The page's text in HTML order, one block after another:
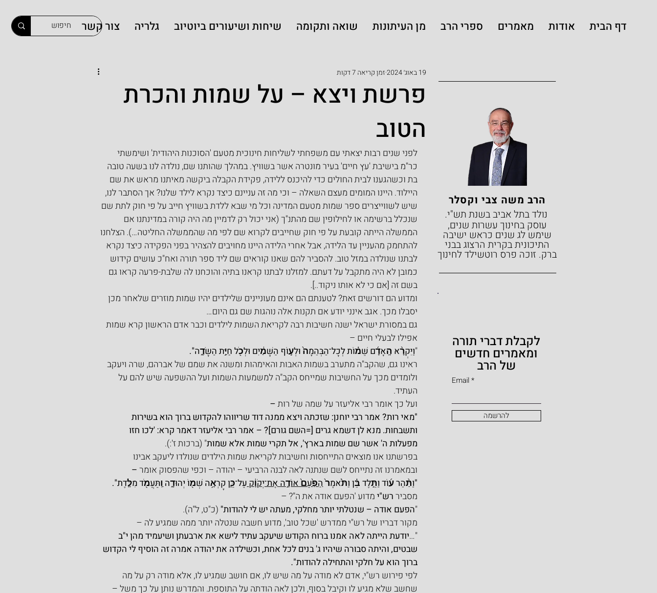
דף הבית אודות מאמרים ספרי הרב מן העיתונות שואה ותקומה שיחות ושיעורים ביוטיוב גלריה צור קשר
פרשת ויצא – על שמות והכרת
הטוב
19 באוג׳ 2024 זמן קריאה 7 דקות
לפני שנים רבות יצאתי עם משפחתי לשליחות חינוכית מטעם 'הסוכנות היהודית' ושימשתי
כר"מ בישיבת 'עץ חיים' בעיר מונטרה אשר בשוויץ. במהלך שהותנו שם, נולדה לנו בשעה טובה
בת וכשהגענו לבית החולים כדי להיכנס ללידה, פקידת הקבלה ביקשה מאיתנו מראש את שם
היילוד. היינו המומים מעצם השאלה – וכי מה זה עניינם כיצד נקרא לילד שלנו? אך הסתבר לנו,
שיש לשווייצרים ספר שמות מטעם המדינה וכל מי שבא ללדת בשוויץ חייב על פי חוק לתת שם
שנכלל ברשימה או לחילופין שם מהתנ"ך (אני יכול רק לדמיין מה היה קורה במדינתנו אם
הממשלה הייתה קובעת על פי חוק שחייבים לקרוא שם לפי מה שהממשלה החליטה…). הצלחנו
להתחמק מהעניין עד הלידה, אבל אחרי הלידה היינו מחויבים להצהיר בפני הפקידה כיצד נקרא
לבתנו שנולדה במזל טוב. להסביר להם שאנו קוראים שם ליד ספר תורה ואח"כ עושים קידוש
כמובן לא היה מתקבל על דעתם. למזלנו לבתנו קראנו בתיה והוכחנו לה שלבת-פרעה קראו גם
בשם זה [אם כי לא אותו ניקוד..].
ומדוע הם דורשים זאת? לטענתם הם אינם מעוניינים שלילדים יהיו שמות מוזרים שלאחר מכן
יסבלו מכך. אגב אינני יודע אם תקנות אלה נוהגות שם גם היום…
גם במסורת ישראל ישנה חשיבות רבה לקריאת השמות לילדים וכבר אדם הראשון קרא שמות
אפילו לבעלי חיים –
"וַיִּקְרָ֨א הָֽאָדָ֜ם שֵׁמ֗וֹת לְכָל־הַבְּהֵמָה֙ וּלְע֣וֹף הַשָּׁמַ֔יִם וּלְכֹ֖ל חַיַּ֣ת הַשָּׂדֶ֑ה".
ראינו גם, שהקב"ה מתערב בשמות האבות והאימהות ומשנה את שמם של אברהם, שרה ויעקב
ולומדים מכך על החשיבות שמייחס הקב"ה למשמעות השמות ועל ההשפעה שיש להם על
העתיד.
ועל כך אומר רבי אליעזר על שמה של רות –
"מאי רות? אמר רבי יוחנן: שזכתה ויצא ממנה דוד שריווהו להקדוש ברוך הוא בשירות
ותשבחות. מנא לן דשמא גרים [=השם גורם]? – אמר רבי אליעזר דאמר קרא: 'לכו חזו
מפעלות ה' אשר שם שמות בארץ', אל תקרי שמות אלא שמות" (ברכות ז':).
בפרשתנו אנו מוצאים התייחסות וחשיבות לקריאת שמות הילדים שנולדו ליעקב אבינו
ובמאמרנו זה נתייחס לשם שנתנה לאה לבנה הרביעי – יהודה – וכפי שהפסוק אומר –
"וַתַּ֨הַר ע֜וֹד וַתֵּ֣לֶד בֵּ֗ן וַתֹּ֙אמֶר֙ הַפַּ֙עַם֙ אוֹדֶ֣ה אֶת־יְקֹוָ֔ק עַל־כֵּ֛ן קָרְאָ֥ה שְׁמ֖וֹ יְהוּדָ֑ה וַֽתַּעֲמֹ֖ד מִלֶּֽדֶת".
מסביר רש"י מדוע 'הפעם אודה את ה"? –
"הפעם אודה – שנטלתי יותר מחלקי, מעתה יש לי להודות" (כ"ט, ל"ה).
מקור דבריו של רש"י ממדרש 'שכל טוב', מדוע חשבה שנטלה יותר ממה שמגיע לה –
"…יודעת הייתה לאה אמנו ברוח הקודש שיעקב עתיד לישא את ארבעתן ושיעמיד מהן י"ב
שבטים, והיתה סבורה שיהיו ג' בנים לכל אחת, וכשילדה את יהודה אמרה זה הוסיף לי הקדוש
ברוך הוא על חלקי והתחילה להודות".
לפי פירוש רש"י, אדם לא מודה על מה שיש לו, אם חושב שמגיע לו, אלא מודה רק על מה
שחשב שלא מגיע לו וקיבל בסוף, ולכן לאה הודתה על התוספת. והמדרש נותן על כך משל –
הרב משה צבי וקסלר
נולד בתל אביב בשנת תש"י.
עוסק בחינוך עשרות שנים,
שימש לג שנים כראש ישיבה
התיכונית בקרית הרצוג בבני
ברק. זוכה פרס רוטשילד לחינוך
לקבלת דברי תורה
ומאמרים חדשים
של הרב
Email
להרשמה